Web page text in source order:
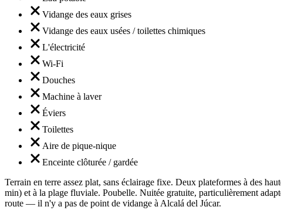
Vidange des eaux grises
Vidange des eaux usées / toilettes chimiques
L'électricité
Wi-Fi
Douches
Machine à laver
Éviers
Toilettes
Aire de pique-nique
Enceinte clôturée / gardée
Terrain en terre assez plat, sans éclairage fixe. Deux plateformes à des
min) et à la plage fluviale. Poubelle. Nuitée gratuite, particulièrement
route — il n'y a pas de point de vidange à Alcalá del Júcar.